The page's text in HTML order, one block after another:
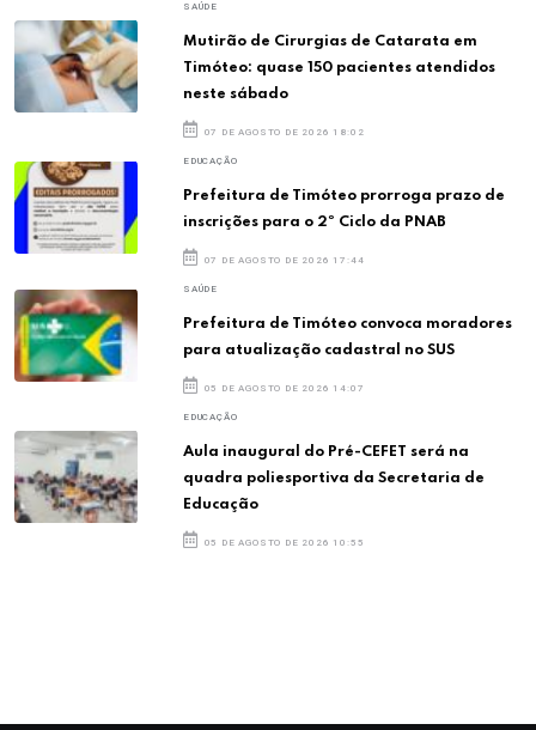
SAÚDE
Mutirão de Cirurgias de Catarata em
Timóteo: quase 150 pacientes atendidos
neste sábado
07 DE AGOSTO DE 2026 18:02
EDUCAÇÃO
Prefeitura de Timóteo prorroga prazo de
inscrições para o 2º Ciclo da PNAB
07 DE AGOSTO DE 2026 17:44
SAÚDE
Prefeitura de Timóteo convoca moradores
para atualização cadastral no SUS
05 DE AGOSTO DE 2026 14:07
EDUCAÇÃO
Aula inaugural do Pré-CEFET será na
quadra poliesportiva da Secretaria de
Educação
05 DE AGOSTO DE 2026 10:55